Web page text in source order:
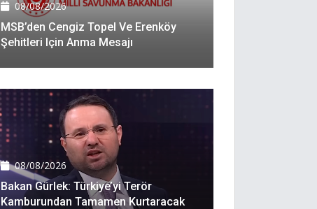
08/08/2026
MSB’den Cengiz Topel Ve Erenköy
Şehitleri Için Anma Mesajı
08/08/2026
Bakan Gürlek: Türkiye’yi Terör
Kamburundan Tamamen Kurtaracak